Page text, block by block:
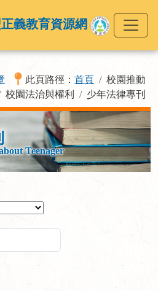
義教育資源網
此頁路徑： 首頁
校園推動
校園法治與權利
少年法律專刊
Teenager